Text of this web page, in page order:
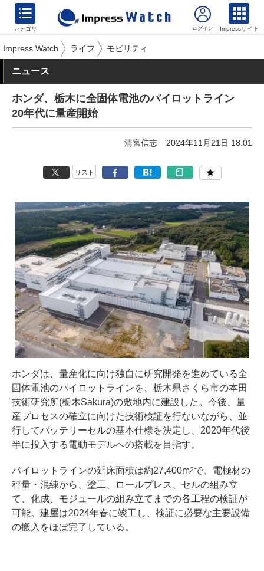
カテゴリ Impressサイト
Impress Watch ライフ モビリティ
ニュース
ホンダ、栃木に全固体電池のパイロットライン
20年代に量産開始
清宮信志 2024年11月21日 18:01
リスト
ホンダは、量産化に向け独自に研究開発を進めている全
固体電池のパイロットラインを、栃木県さくら市の本田
技術研究所(栃木Sakura)の敷地内に建設した。今後、量
産プロセスの確立に向けた技術検証を行ないながら、並
行してバッテリーセルの基本仕様を決定し、2020年代後
半に投入する電動モデルへの搭載を目指す。
パイロットラインの延床面積は約27,400m2で、電極材の
秤量・混練から、塗工、ロールプレス、セルの組み立
て、化成、モジュールの組み立てまでの各工程の検証が
可能。建屋は2024年春に竣工し、検証に必要な主要設備
の搬入をほぼ完了している。